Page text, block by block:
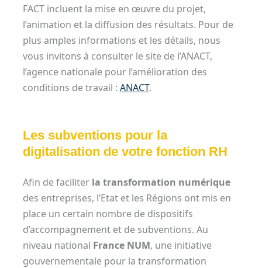
FACT incluent la mise en œuvre du projet,
l’animation et la diffusion des résultats. Pour de
plus amples informations et les détails, nous
vous invitons à consulter le site de l’ANACT,
l’agence nationale pour l’amélioration des
conditions de travail : ANACT.
Les subventions pour la
digitalisation de votre fonction RH
Afin de faciliter la transformation numérique
des entreprises, l’Etat et les Régions ont mis en
place un certain nombre de dispositifs
d’accompagnement et de subventions. Au
niveau national France NUM, une initiative
gouvernementale pour la transformation